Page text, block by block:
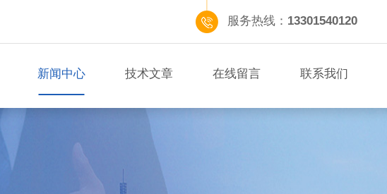
服务热线： 13301540120
新闻中心 技术文章 在线留言 联系我们